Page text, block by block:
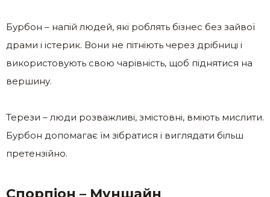
Бурбон – напій людей, які роблять бізнес без зайвої
драми і істерик. Вони не пітніють через дрібниці і
використовують свою чарівність, щоб піднятися на
вершину.
Терези – люди розважливі, змістовні, вміють мислити.
Бурбон допомагає їм зібратися і виглядати більш
претензійно.
Спорпіон – Муншайн